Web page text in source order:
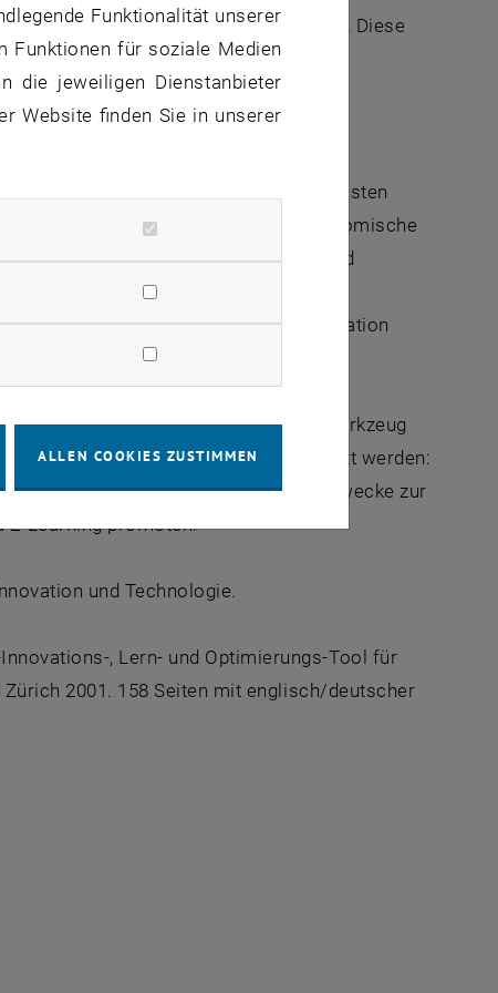
Umsetzungsstrategien mangelt es. Diese
Nebeneffekt: Auch das
mitoptimiert.
praktische Anwendung durch
einer fiktiven Firma mit den Protagonisten
Potentiale für ökologische und ökonomische
aufgezeigt. Das Prinzip Lernen und
unmittelbare Umsetzung. Selbst die
wurde mittels PowerPoint-Präsentation
zu einem langfristig wertvollen Werkzeug
transmediale Konzept soll noch ergänzt werden:
wenn sie die Resultate für Lehrzwecke zur
E-Learning promoten.
und Technologie.
, Lern- und Optimierungs-Tool für
2001. 158 Seiten mit englisch/deutscher
Funktionalität unserer
Funktionen für soziale Medien
die jeweiligen Dienstanbieter
Website finden Sie in unserer
ALLEN COOKIES ZUSTIMMEN